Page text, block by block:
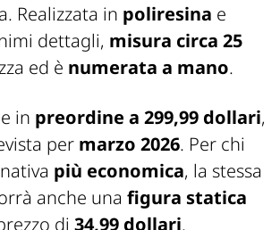
Realizzata in poliresina e
dettagli, misura circa 25
ed è numerata a mano.
in preordine a 299,99 dollari,
per marzo 2026. Per chi
più economica, la stessa
anche una figura statica
di 34,99 dollari.